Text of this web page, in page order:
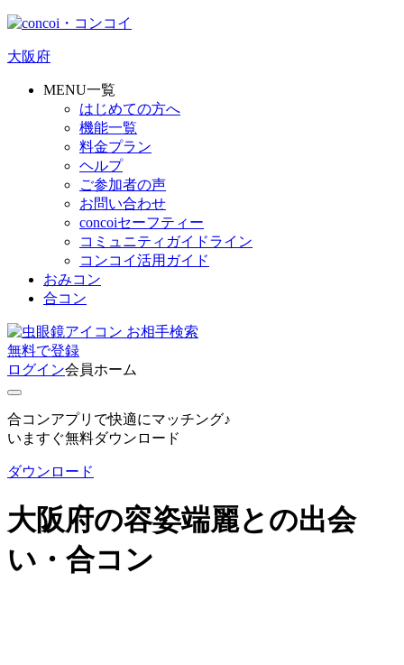
大阪府
MENU一覧
はじめての方へ
機能一覧
料金プラン
ヘルプ
ご参加者の声
お問い合わせ
concoiセーフティー
コミュニティガイドライン
コンコイ活用ガイド
おみコン
合コン
お相手検索
無料で登録
ログイン会員ホーム
合コンアプリで快適にマッチング♪
いますぐ無料ダウンロード
ダウンロード
大阪府の容姿端麗との出会
い・合コン